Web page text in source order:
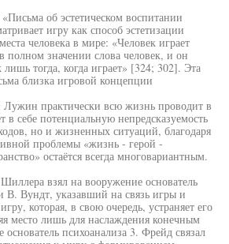
об эстетическом воспитании
игру как способ эстетизации
человека в мире: «Человек играет
полном значении слова человек, и он
лишь тогда, когда играет» [324; 302]. Эта
близка игровой концепции
Лужин практически всю жизнь проводит в
в себе потенциальную непредсказуемость
но и жизненных ситуаций, благодаря
проблемы «жизнь - герой -
остаётся всегда многовариантным.
взял на вооружение основатель
В. Вундт, указавший на связь игры и
которая, в свою очередь, устраняет его
место лишь для наслаждения конечным
основатель психоанализа 3. Фрейд связал